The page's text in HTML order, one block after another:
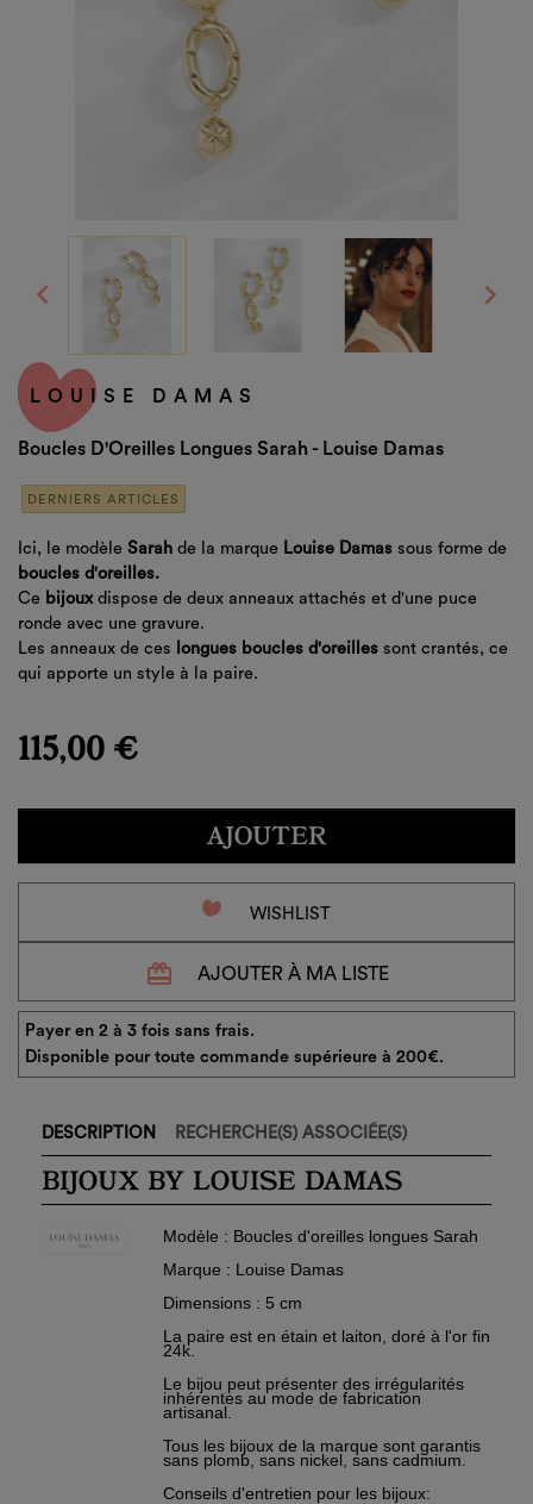
Ajouter à ma liste d'envies
add_circle_outline Créer
liste
Créer une liste d'envies ×
Annuler
Créer une liste d'envies
Connexion ×
Vous devez être connecté pour ajouter des produits à
Annuler
Connexion
 
LOUISE DAMAS
Boucles D'Oreilles Longues Sarah - Louise Damas
DERNIERS ARTICLES
Ici, le modèle Sarah de la marque Louise Damas sous forme de
boucles d'oreilles.
Ce bijouxdispose de deux anneaux attachés et d'une puce
ronde avec une gravure.
Les anneaux de ces longues boucles d'oreilles sont crantés, ce
qui apporte un style à la paire.
115,00 €
AJOUTER
favorite_border WISHLIST
redeem AJOUTER À MA LISTE
Payer en 2 à 3 fois sans frais.
Disponible pour toute commande supérieure à 200€.
DESCRIPTION RECHERCHE(S) ASSOCIÉE(S)
BIJOUX BY LOUISE DAMAS
Modèle : Boucles d'oreilles longues Sarah
Marque : Louise Damas
Dimensions : 5 cm
La paire est en étain et laiton, doré à l'or fin
24k.
Le bijou peut présenter des irrégularités
inhérentes au mode de fabrication
artisanal.
Tous les bijoux de la marque sont garantis
sans plomb, sans nickel, sans cadmium.
Conseils d'entretien pour les bijoux: